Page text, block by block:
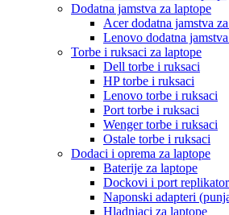
Dodatna jamstva za laptope
Acer dodatna jamstva
Lenovo dodatna
Torbe i ruksaci za laptope
Dell torbe i ruksaci
HP torbe i ruksaci
Lenovo torbe i ruksaci
Port torbe i ruksaci
Wenger torbe i ruksaci
Ostale torbe i ruksaci
Dodaci i oprema za laptope
Baterije za laptope
Dockovi i port
Naponski adapteri
Hladnjaci za laptope